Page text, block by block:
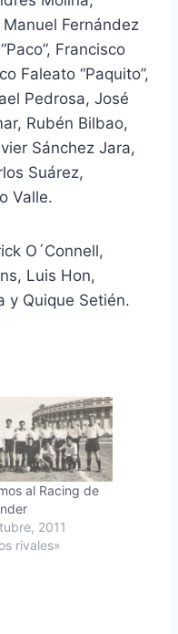
Manuel Fernández
Francisco
Faleato “Paquito”,
Pedrosa, José
Rubén Bilbao,
Sánchez Jara,
Suárez,
Valle.
O´Connell,
Luis Hon,
y Quique Setién.
al Racing de
2011
rivales»